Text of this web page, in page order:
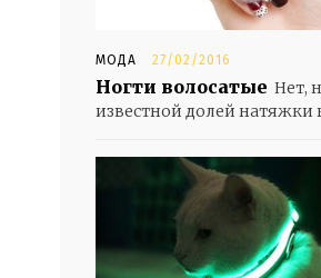
МОДА 27/02/2016
Ногти волосатые Нет,
известной долей натяжки